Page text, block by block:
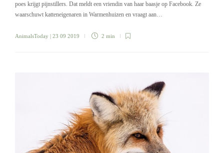
poes krijgt pijnstillers. Dat meldt een vriendin van haar baasje op Facebook. Ze
waarschuwt katteneigenaren in Warmenhuizen en vraagt aan…
AnimalsToday | 23 09 2019 2 min